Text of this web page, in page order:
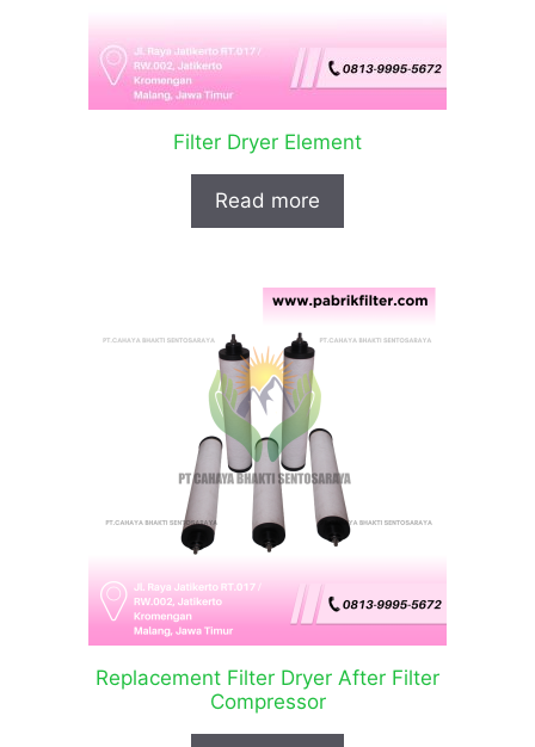
Filter Dryer Element
Read more
Replacement Filter Dryer After Filter
Compressor